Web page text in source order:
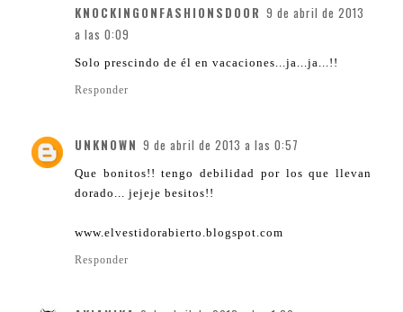
KNOCKINGONFASHIONSDOOR 9 de abril de 2013
a las 0:09
Solo prescindo de él en vacaciones...ja...ja...!!
Responder
UNKNOWN 9 de abril de 2013 a las 0:57
Que bonitos!! tengo debilidad por los que llevan
dorado... jejeje besitos!!
www.elvestidorabierto.blogspot.com
Responder